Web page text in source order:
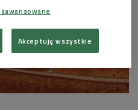
Akceptuję wszystkie